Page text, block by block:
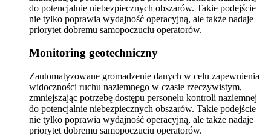
do potencjalnie niebezpiecznych obszarów. Takie podejście
nie tylko poprawia wydajność operacyjną, ale także nadaje
priorytet dobremu samopoczuciu operatorów.
Monitoring geotechniczny
Zautomatyzowane gromadzenie danych w celu zapewnienia
widoczności ruchu naziemnego w czasie rzeczywistym,
zmniejszając potrzebę dostępu personelu kontroli naziemnej
do potencjalnie niebezpiecznych obszarów. Takie podejście
nie tylko poprawia wydajność operacyjną, ale także nadaje
priorytet dobremu samopoczuciu operatorów.